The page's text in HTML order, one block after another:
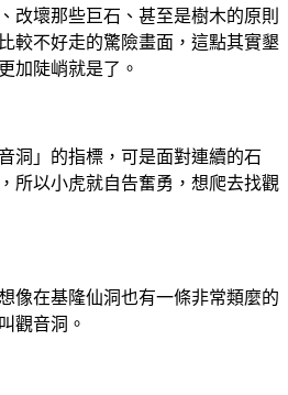
改壞那些巨石、甚至是樹木的原則
較不好走的驚險畫面，這點其實墾
加陡峭就是了。
洞」的指標，可是面對連續的石
所以小虎就自告奮勇，想爬去找觀
像在基隆仙洞也有一條非常類麼的
觀音洞。